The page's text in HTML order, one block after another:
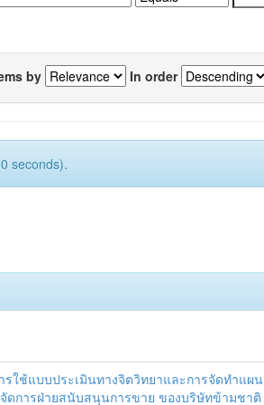
by In order
seconds).
ใช้แบบประเมินทางจิตวิทยาและการจัดทำแผน
การฝ่ายสนับสนุนการขาย ของบริษัทข้ามชาติ